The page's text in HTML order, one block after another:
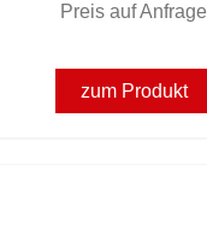
Preis auf Anfrage
zum Produkt